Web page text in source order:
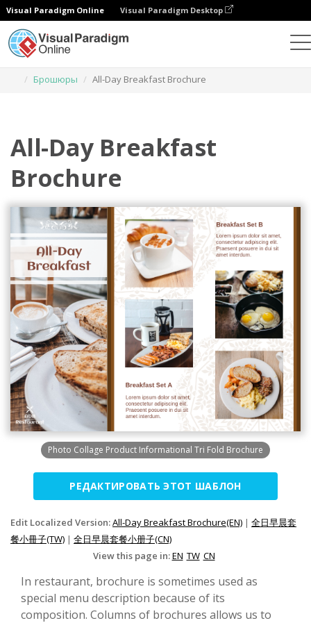
Visual Paradigm Online Visual Paradigm Desktop
Брошюры
All-Day Breakfast Brochure
All-Day Breakfast
Brochure
Photo Collage Product Informational Tri Fold Brochure
РЕДАКТИРОВАТЬ ЭТОТ ШАБЛОН
Edit Localized Version:All-Day Breakfast Brochure(EN) | 全日早晨套
餐小冊子(TW) | 全日早晨套餐小册子(CN)
View this page in:EN TW CN
In restaurant, brochure is sometimes used as
special menu description because of its
composition. Columns of brochures allows us to